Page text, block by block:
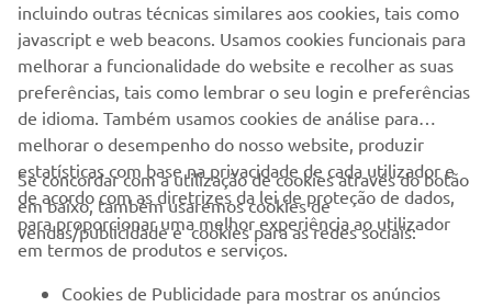
Carregue aqui para ir para a Política de Privacidade
EMPRESA
incluindo outras técnicas similares aos cookies, tais como
javascript e web beacons. Usamos cookies funcionais para
melhorar a funcionalidade do website e recolher as suas
preferências, tais como lembrar o seu login e preferências
de idioma. Também usamos cookies de análise para
melhorar o desempenho do nosso website, produzir
estatísticas com base na privacidade de cada utilizador e
de acordo com as diretrizes da lei de proteção de dados,
para proporcionar uma melhor experiência ao utilizador
em termos de produtos e serviços.
Se concordar com a utilização de cookies através do botão
em baixo, também usaremos cookies de
vendas/publicidade e cookies para as redes sociais:
Cookies de Publicidade para mostrar os anúncios